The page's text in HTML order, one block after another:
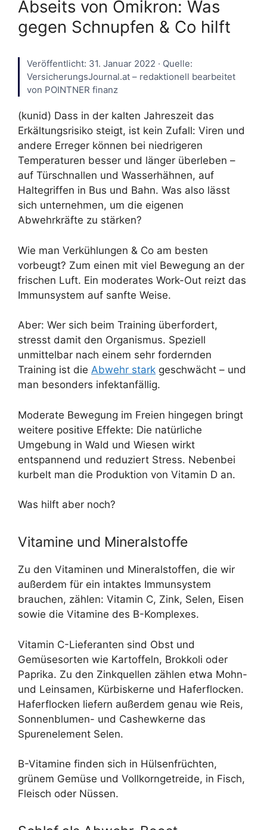
Abseits von Omikron: Was
gegen Schnupfen & Co hilft
Veröffentlicht: 31. Januar 2022 · Quelle:
VersicherungsJournal.at – redaktionell bearbeitet
von POINTNER finanz
(kunid) Dass in der kalten Jahreszeit das
Erkältungsrisiko steigt, ist kein Zufall: Viren und
andere Erreger können bei niedrigeren
Temperaturen besser und länger überleben –
auf Türschnallen und Wasserhähnen, auf
Haltegriffen in Bus und Bahn. Was also lässt
sich unternehmen, um die eigenen
Abwehrkräfte zu stärken?
Wie man Verkühlungen & Co am besten
vorbeugt? Zum einen mit viel Bewegung an der
frischen Luft. Ein moderates Work-Out reizt das
Immunsystem auf sanfte Weise.
Aber: Wer sich beim Training überfordert,
stresst damit den Organismus. Speziell
unmittelbar nach einem sehr fordernden
Training ist die Abwehr stark geschwächt – und
man besonders infektanfällig.
Moderate Bewegung im Freien hingegen bringt
weitere positive Effekte: Die natürliche
Umgebung in Wald und Wiesen wirkt
entspannend und reduziert Stress. Nebenbei
kurbelt man die Produktion von Vitamin D an.
Was hilft aber noch?
Vitamine und Mineralstoffe
Zu den Vitaminen und Mineralstoffen, die wir
außerdem für ein intaktes Immunsystem
brauchen, zählen: Vitamin C, Zink, Selen, Eisen
sowie die Vitamine des B-Komplexes.
Vitamin C-Lieferanten sind Obst und
Gemüsesorten wie Kartoffeln, Brokkoli oder
Paprika. Zu den Zinkquellen zählen etwa Mohn-
und Leinsamen, Kürbiskerne und Haferflocken.
Haferflocken liefern außerdem genau wie Reis,
Sonnenblumen- und Cashewkerne das
Spurenelement Selen.
B-Vitamine finden sich in Hülsenfrüchten,
grünem Gemüse und Vollkorngetreide, in Fisch,
Fleisch oder Nüssen.